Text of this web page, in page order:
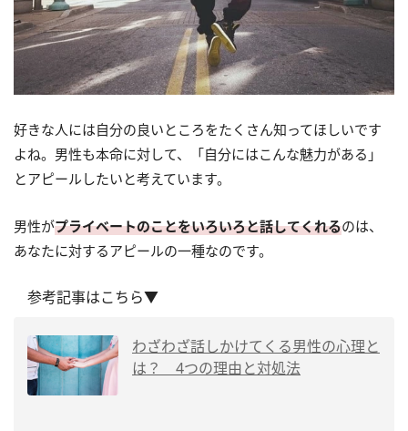
好きな人には自分の良いところをたくさん知ってほしいです
よね。男性も本命に対して、「自分にはこんな魅力がある」
とアピールしたいと考えています。
男性がプライベートのことをいろいろと話してくれるのは、
あなたに対するアピールの一種なのです。
参考記事はこちら▼
わざわざ話しかけてくる男性の心理と
は？ 4つの理由と対処法